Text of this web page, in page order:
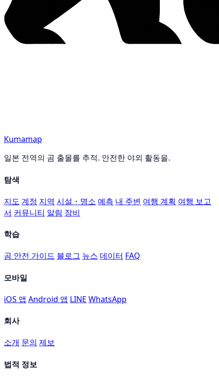
Kumamap
일본 전역의 곰 출몰를 추적. 안전한 야외 활동을.
탐색
지도 계정 지역 시설・명소 예측 내 주변 여행 계획 여행 보고
서 커뮤니티 알림 장비
학습
곰 안전 가이드 블로그 뉴스 데이터 FAQ
모바일
iOS 앱 Android 앱 LINE WhatsApp
회사
소개 문의 제보
법적 정보